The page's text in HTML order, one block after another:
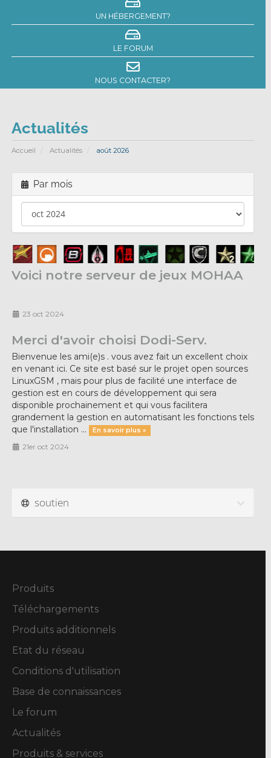
UN HÉBERGEMENT?
LE FORUM
NOUS CONTACTER?
Actualités
Accueil Actualités août 2026
Par mois
Voici notre serveur de jeux MOHAA
23 oct 2024
Merci d'avoir choisi Dodi-Serv.
Bienvenue les ami(e)s . vous avez fait un excellent choix
en venant ici. Ce site est basé sur le projet open sources
LinuxGSM , mais pour plus de facilité une interface de
gestion est en cours de développement qui sera
disponible prochainement et qui vous facilitera
grandement la gestion en automatisant les fonctions tels
que l'installation ...
En savoir plus »
21er oct 2024
soutien
Produits
Téléchargements
Produits additionnels
Etat du réseau
Conditions d'utilisation
Base de connaissances
Le forum
Actualités
Produits & services